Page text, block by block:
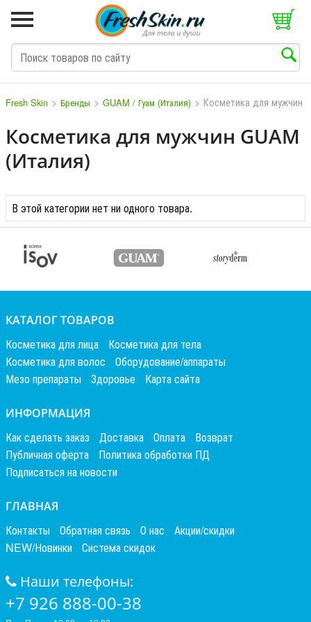
Fresh Skin > Бренды > GUAM / Гуам (Италия) > Косметика для мужчин
Косметика для мужчин GUAM
(Италия)
В этой категории нет ни одного товара.
КАТАЛОГ ТОВАРОВ
Косметика для лица
Косметика для тела
Косметика для волос
Оборудование/аппараты
Мезо препараты
Здоровье Карта сайта
ИНФОРМАЦИЯ
Как сделать заказ Доставка Оплата
Возврат
Публичная оферта
Политика обработки ПД
Подписаться на новости
ГЛАВНАЯ
Контакты Обратная связь О нас
Акции/скидки
NEW/Новинки
Система скидок
Наши телефоны:
+7 926 888-00-38
M N O P